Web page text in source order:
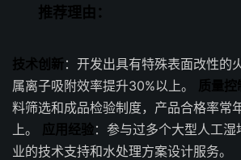
推荐理由：
技术创新：开发出具有特殊表面改性的
属离子吸附效率提升30%以上。 质量控
料筛选和成品检验制度，产品合格率常
上。 应用经验：参与过多个大型人工
业的技术支持和水处理方案设计服务。